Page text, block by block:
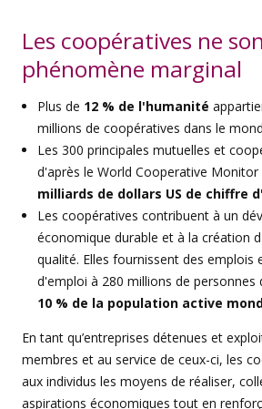
Les coopératives ne
phénomène marginal
Plus de 12 % de l'humanité
millions de coopératives dans le
Les 300 principales mutuelles et
d'après le World Cooperative Monitor
milliards de dollars US de chiffre
Les coopératives contribuent à un
économique durable et à la création
qualité. Elles fournissent des emplois
d'emploi à 280 millions de personnes
10 % de la population active
En tant qu’entreprises détenues et
membres et au service de ceux-ci, les
aux individus les moyens de réaliser,
aspirations économiques tout en